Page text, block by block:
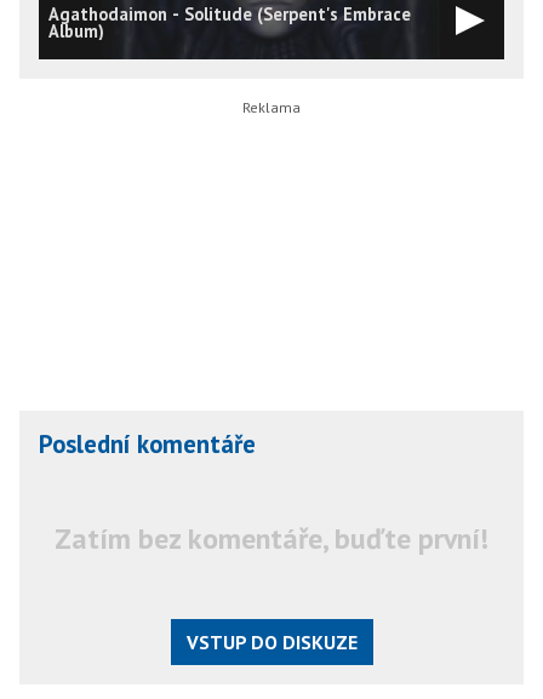
Agathodaimon - Solitude (Serpent's Embrace
Album)
Poslední komentáře
Zatím bez komentáře, buďte první!
VSTUP DO DISKUZE